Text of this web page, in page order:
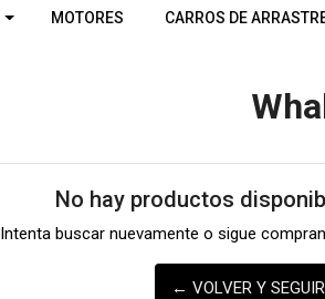
MOTORES CARROS DE
No hay productos
Intenta buscar nuevamente o sigue
← VOLVER Y